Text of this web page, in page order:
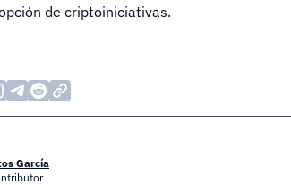
de criptoiniciativas.
García